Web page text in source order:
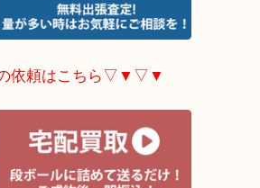
依頼はこちら▽▼▽▼